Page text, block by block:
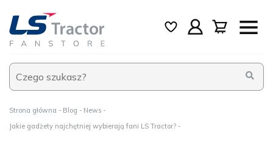
Strona główna Blog
News
Jakie gadżety najchętniej wybierają fani LS Tractor?